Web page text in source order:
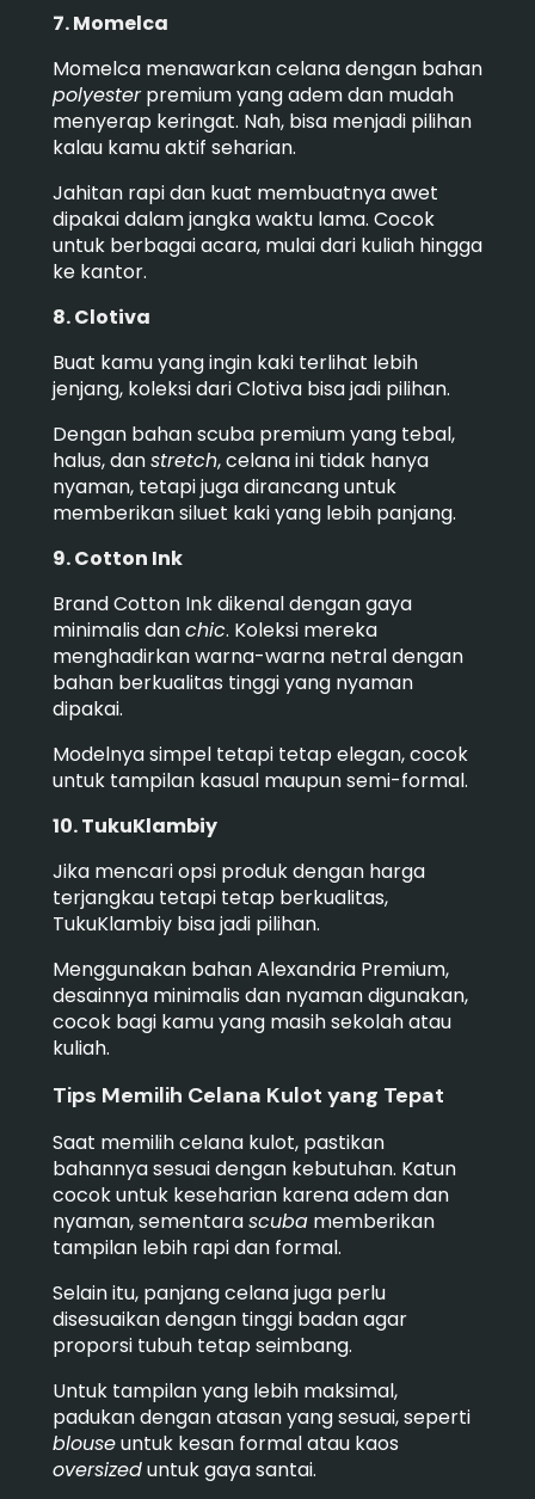
7. Momelca
Momelca menawarkan celana dengan bahan
polyesterpremium yang adem dan mudah
menyerap keringat. Nah, bisa menjadi pilihan
kalau kamu aktif seharian.
Jahitan rapi dan kuat membuatnya awet
dipakai dalam jangka waktu lama. Cocok
untuk berbagai acara, mulai dari kuliah hingga
ke kantor.
8. Clotiva
Buat kamu yang ingin kaki terlihat lebih
jenjang, koleksi dari Clotiva bisa jadi pilihan.
Dengan bahan scuba premium yang tebal,
halus, danstretch, celana ini tidak hanya
nyaman, tetapi juga dirancang untuk
memberikan siluet kaki yang lebih panjang.
9. Cotton Ink
Brand Cotton Ink dikenal dengan gaya
minimalis danchic. Koleksi mereka
menghadirkan warna-warna netral dengan
bahan berkualitas tinggi yang nyaman
dipakai.
Modelnya simpel tetapi tetap elegan, cocok
untuk tampilan kasual maupun semi-formal.
10. TukuKlambiy
Jika mencari opsi produk dengan harga
terjangkau tetapi tetap berkualitas,
TukuKlambiy bisa jadi pilihan.
Menggunakan bahan Alexandria Premium,
desainnya minimalis dan nyaman digunakan,
cocok bagi kamu yang masih sekolah atau
kuliah.
Tips Memilih Celana Kulot yang Tepat
Saat memilih celana kulot, pastikan
bahannya sesuai dengan kebutuhan. Katun
cocok untuk keseharian karena adem dan
nyaman, sementarascubamemberikan
tampilan lebih rapi dan formal.
Selain itu, panjang celana juga perlu
disesuaikan dengan tinggi badan agar
proporsi tubuh tetap seimbang.
Untuk tampilan yang lebih maksimal,
padukan dengan atasan yang sesuai, seperti
blouseuntuk kesan formal atau kaos
oversizeduntuk gaya santai.